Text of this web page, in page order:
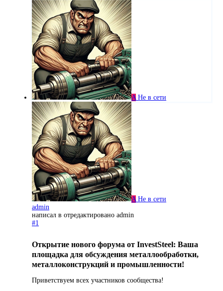
A Не в сети
A Не в сети
admin
написал в отредактировано admin
#1
Открытие нового форума от InvestSteel: Ваша
площадка для обсуждения металлообработки,
металлоконструкций и промышленности!
Приветствуем всех участников сообщества!